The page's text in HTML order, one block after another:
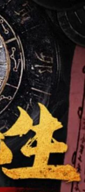
親子玩具
情趣用品